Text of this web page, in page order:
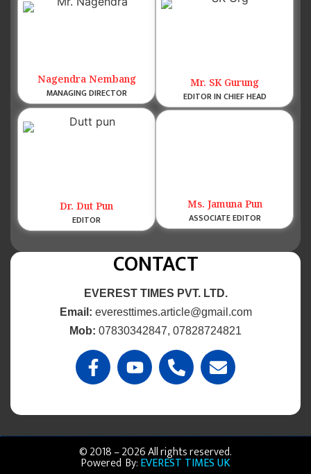
Nagendra Nembang
MANAGING DIRECTOR
Mr. SK Gurung
EDITOR IN CHIEF HEAD
Dr. Dut Pun
EDITOR
Ms. Jamuna Pun
ASSOCIATE EDITOR
CONTACT
EVEREST TIMES PVT. LTD.
Email: everesttimes.article@gmail.com
Mob: 07830342847, 07828724821
© 2018 – 2026 All rights reserved.
Powered By:EVEREST TIMES UK